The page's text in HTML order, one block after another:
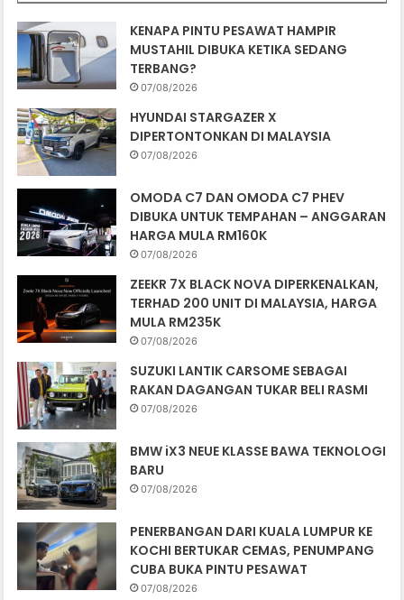
KENAPA PINTU PESAWAT HAMPIR
MUSTAHIL DIBUKA KETIKA SEDANG
TERBANG?
07/08/2026
HYUNDAI STARGAZER X
DIPERTONTONKAN DI MALAYSIA
07/08/2026
OMODA C7 DAN OMODA C7 PHEV
DIBUKA UNTUK TEMPAHAN – ANGGARAN
HARGA MULA RM160K
07/08/2026
ZEEKR 7X BLACK NOVA DIPERKENALKAN,
TERHAD 200 UNIT DI MALAYSIA, HARGA
MULA RM235K
07/08/2026
SUZUKI LANTIK CARSOME SEBAGAI
RAKAN DAGANGAN TUKAR BELI RASMI
07/08/2026
BMW iX3 NEUE KLASSE BAWA TEKNOLOGI
BARU
07/08/2026
PENERBANGAN DARI KUALA LUMPUR KE
KOCHI BERTUKAR CEMAS, PENUMPANG
CUBA BUKA PINTU PESAWAT
07/08/2026